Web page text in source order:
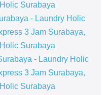
Surabaya
- Laundry Holic
3 Jam Surabaya,
Surabaya
- Laundry Holic
3 Jam Surabaya,
Surabaya